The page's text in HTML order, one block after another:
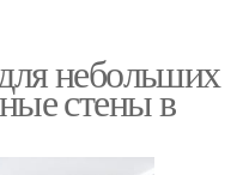
небольших
стены в